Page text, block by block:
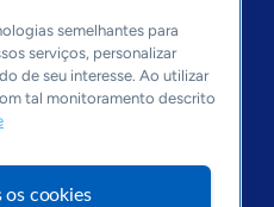
semelhantes para
serviços, personalizar
de seu interesse. Ao utilizar
tal monitoramento descrito
cookies